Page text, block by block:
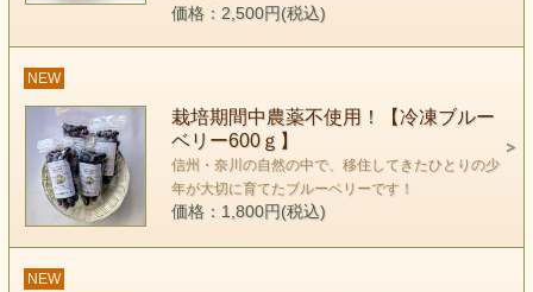
価格：2,500円(税込)
NEW
栽培期間中農薬不使用！【冷凍ブルー
ベリー600ｇ】
信州・奈川の自然の中で、移住してきたひとりの少
年が大切に育てたブルーベリーです！
価格：1,800円(税込)
NEW